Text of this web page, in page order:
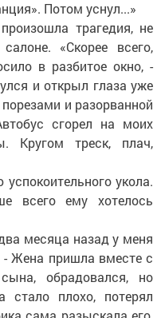
Потом уснул...»
трагедия, не
«Скорее всего,
в разбитое окно, -
и открыл глаза уже
и разорванной
сгорел на моих
Кругом треск, плач,
укола.
всего ему хотелось
месяца назад у меня
- Жена пришла вместе с
обрадовался, но
стало плохо, потерял